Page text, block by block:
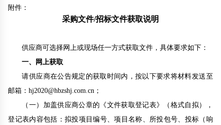
附件：
采购文件/招标文件获取说明
供应商可选择网上或现场任一方式获取文件，具体要求如下：
一、网上获取
请供应商在公告规定的获取时间内，按以下要求将材料发送至
邮箱 ：hj2020@hbzshj.com.cn ；
（一） 加盖供应商公章的《文件获取登记表》（格式自拟），
登记表内容包括：拟投项目编号、项目名称、所投包号、 投标（响